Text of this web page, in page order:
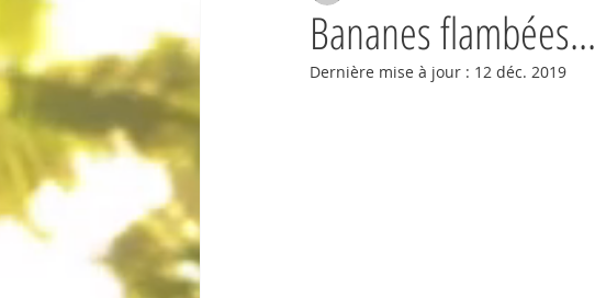
Bananes flambées...
Dernière mise à jour : 12 déc. 2019